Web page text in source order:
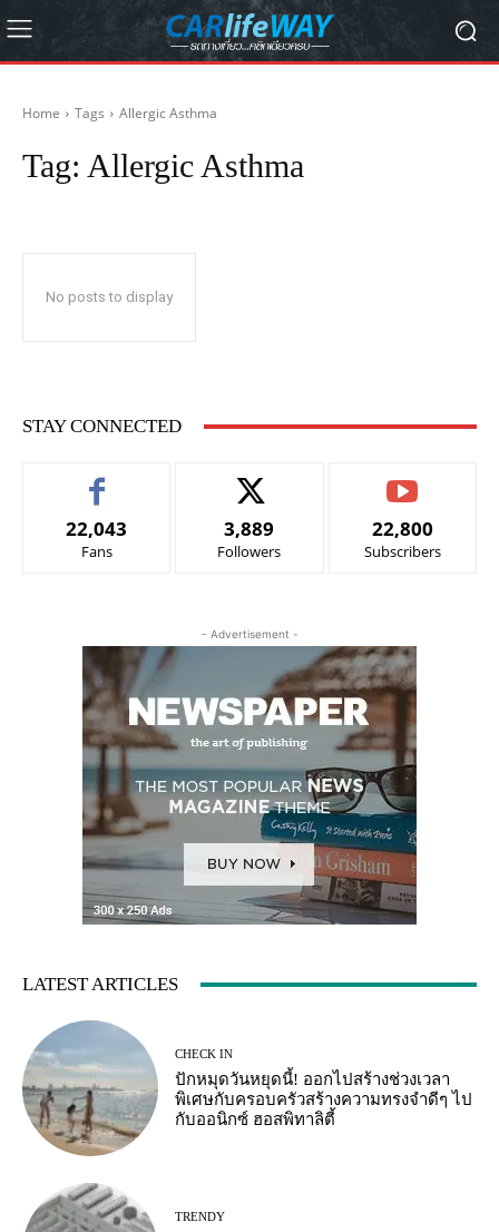
Home Tags Allergic Asthma
Tag: Allergic Asthma
No posts to display
STAY CONNECTED
22,043
Fans
3,889
Followers
22,800
Subscribers
- Advertisement -
LATEST ARTICLES
CHECK IN
ปักหมุดวันหยุดนี้! ออกไปสร้างช่วงเวลา
พิเศษกับครอบครัวสร้างความทรงจำดีๆ ไป
กับออนิกซ์ ฮอสพิทาลิตี้
TRENDY